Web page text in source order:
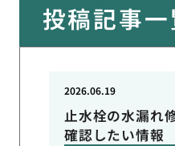
投稿記事一
止水栓の水漏れ
確認したい情報
2026.06.19